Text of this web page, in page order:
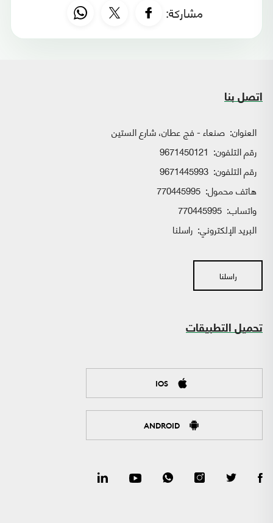
مشاركة:
اتصل بنا
العنوان: صنعاء - فج عطان، شارع الستين
رقم التلفون: 9671450121
رقم التلفون: 9671445993
هاتف محمول: 770445995
واتساب:
البريد الإلكتروني: راسلنا
راسلنا
تحميل التطبيقات
IOS
ANDROID